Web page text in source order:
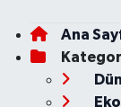
Ana